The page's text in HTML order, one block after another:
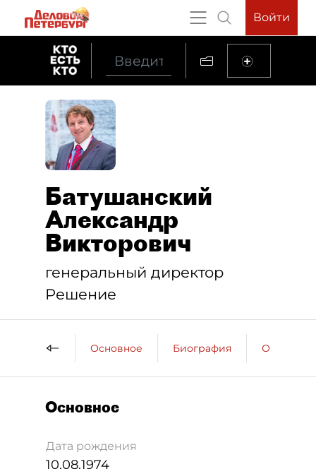
Войти
Батушанский
Александр
Викторович
генеральный директор
Решение
Основное Биография
Основное
Дата рождения
10.08.1974